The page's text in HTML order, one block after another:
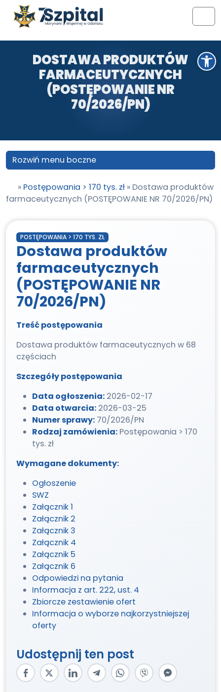
Otwórz pasek narzędzi
Przejdź do treści
Przejdź do stopki
DOSTAWA PRODUKTÓW
FARMACEUTYCZNYCH
(POSTĘPOWANIE NR
70/2026/PN)
» Postępowania > 170 tys. zł » Dostawa produktów
farmaceutycznych (POSTĘPOWANIE NR 70/2026/PN)
POSTĘPOWANIA > 170 TYS. ZŁ
Dostawa produktów
farmaceutycznych
(POSTĘPOWANIE NR
70/2026/PN)
Treść postępowania
Dostawa produktów farmaceutycznych w 68
częściach
Szczegóły postępowania
Data ogłoszenia: 2026-02-17
Data otwarcia: 2026-03-25
Numer sprawy: 70/2026/PN
Rodzaj zamówienia: Postępowania > 170
tys. zł
Wymagane dokumenty:
Ogłoszenie
SWZ
Załącznik 1
Załącznik 2
Załącznik 3
Załącznik 4
Załącznik 5
Załącznik 6
Odpowiedzi na pytania
Informacja z art. 222, ust. 4
Zbiorcze zestawienie ofert
Informacja o wyborze najkorzystniejszej
oferty
Udostępnij ten post
Rozwiń menu boczne